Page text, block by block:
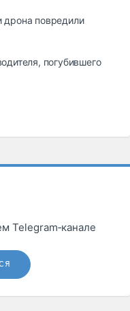
дрона повредили
погубившего
Telegram‑канале